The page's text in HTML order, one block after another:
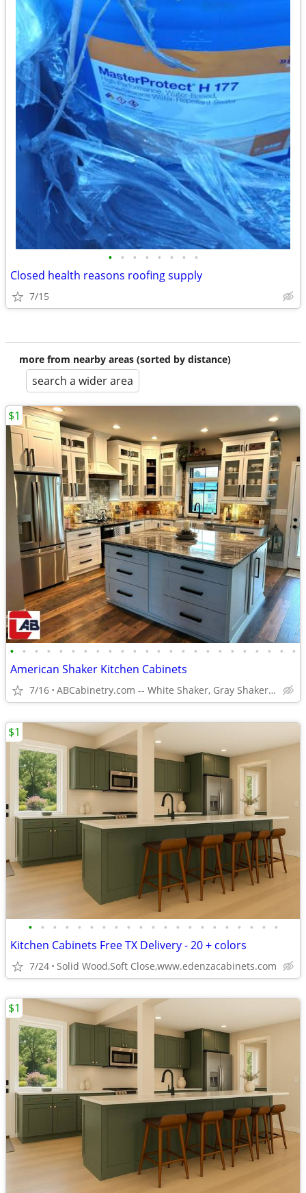
• • • • • • • •
Closed health reasons roofing supply
7/15
more from nearby areas (sorted by distance)
search a wider area
• • • • • • • • • • • • • • • • • • • • • • • •
American Shaker Kitchen Cabinets
7/16 ABCabinetry.com -- White Shaker, Gray Shaker, Raised Panel
$1
• • • • • • • • • • • • • • • • • • • • •
Kitchen Cabinets Free TX Delivery - 20 + colors
7/24 Solid Wood,Soft Close,www.edenzacabinets.com
$1
$1